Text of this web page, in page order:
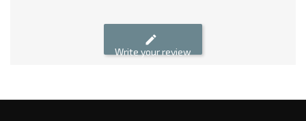
edit
Write your review